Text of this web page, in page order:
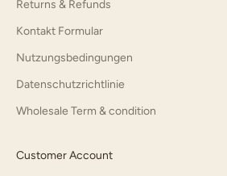
Returns & Refunds
Kontakt Formular
Nutzungsbedingungen
Datenschutzrichtlinie
Wholesale Term & condition
Customer Account